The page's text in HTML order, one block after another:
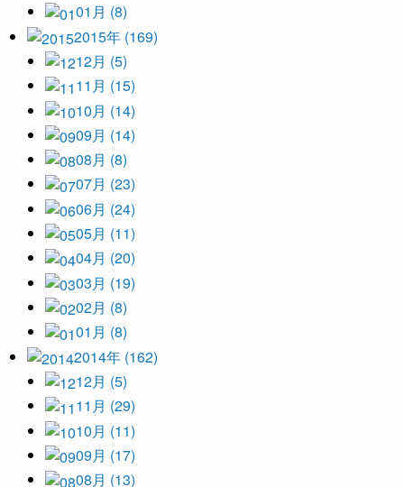
01月 (8)
2015年 (169)
12月 (5)
11月 (15)
10月 (14)
09月 (14)
08月 (8)
07月 (23)
06月 (24)
05月 (11)
04月 (20)
03月 (19)
02月 (8)
01月 (8)
2014年 (162)
12月 (5)
11月 (29)
10月 (11)
09月 (17)
08月 (13)